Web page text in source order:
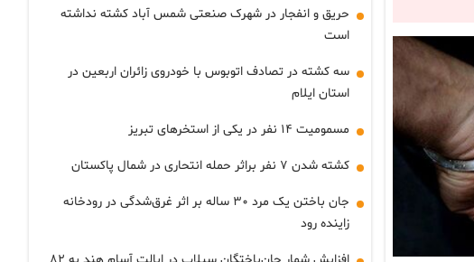
حریق و انفجار در شهرک صنعتی شمس آباد کشته نداشته
است
سه کشته در تصادف اتوبوس با خودروی زائران اربعین در
استان ایلام
مسمومیت ۱۴ نفر در یکی از استخرهای تبریز
کشته شدن ۷ نفر براثر حمله انتحاری در شمال پاکستان
جان باختن یک مرد ۳۰ ساله بر اثر غرق‌شدگی در رودخانه
زاینده رود